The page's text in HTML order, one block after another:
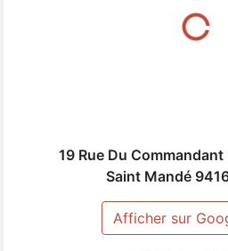
​Le CSMA concentre des
ont l’expérience du monde du
19 Rue Du
Saint Mandé
Afficher sur